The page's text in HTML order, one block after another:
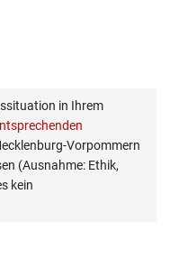
in Ihrem
Vorpommern
(Ausnahme: Ethik,
kein